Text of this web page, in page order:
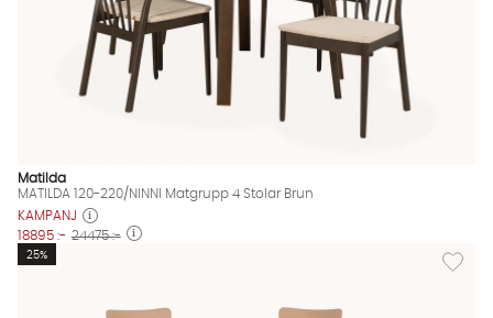
Matilda
MATILDA 120-220/NINNI Matgrupp 4 Stolar Brun
KAMPANJ
18895 :- 24475 :-
Lägg
25%